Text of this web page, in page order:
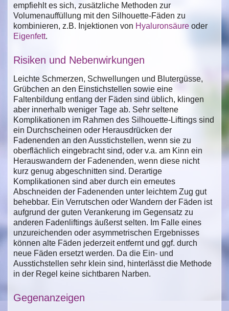
empfiehlt es sich, zusätzliche Methoden zur
Volumenauffüllung mit den Silhouette-Fäden zu
kombinieren, z.B. Injektionen von Hyaluronsäure oder
Eigenfett.
Risiken und Nebenwirkungen
Leichte Schmerzen, Schwellungen und Blutergüsse,
Grübchen an den Einstichstellen sowie eine
Faltenbildung entlang der Fäden sind üblich, klingen
aber innerhalb weniger Tage ab. Sehr seltene
Komplikationen im Rahmen des Silhouette-Liftings sind
ein Durchscheinen oder Herausdrücken der
Fadenenden an den Ausstichstellen, wenn sie zu
oberflächlich eingebracht sind, oder v.a. am Kinn ein
Herauswandern der Fadenenden, wenn diese nicht
kurz genug abgeschnitten sind. Derartige
Komplikationen sind aber durch ein erneutes
Abschneiden der Fadenenden unter leichtem Zug gut
behebbar. Ein Verrutschen oder Wandern der Fäden ist
aufgrund der guten Verankerung im Gegensatz zu
anderen Fadenliftings äußerst selten. Im Falle eines
unzureichenden oder asymmetrischen Ergebnisses
können alte Fäden jederzeit entfernt und ggf. durch
neue Fäden ersetzt werden. Da die Ein- und
Ausstichstellen sehr klein sind, hinterlässt die Methode
in der Regel keine sichtbaren Narben.
Gegenanzeigen